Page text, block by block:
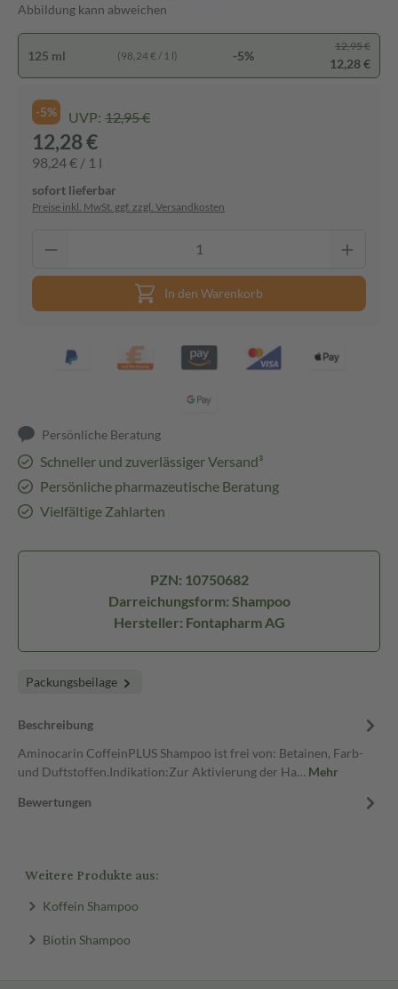
Abbildung kann abweichen
125 ml (98,24 € / 1 l) -5%
12,95 €
12,28 €
-5% UVP: 12,95 €
12,28 €
98,24 € / 1 l
sofort lieferbar
Preise inkl. MwSt. ggf. zzgl. Versandkosten
In den Warenkorb
Persönliche Beratung
Schneller und zuverlässiger Versand³
Persönliche pharmazeutische Beratung
Vielfältige Zahlarten
PZN: 10750682
Darreichungsform: Shampoo
Hersteller: Fontapharm AG
Packungsbeilage
Beschreibung
Aminocarin CoffeinPLUS Shampoo ist frei von: Betainen, Farb-
und Duftstoffen.Indikation:Zur Aktivierung der Ha… Mehr
Bewertungen
Weitere Produkte aus:
Koffein Shampoo
Biotin Shampoo